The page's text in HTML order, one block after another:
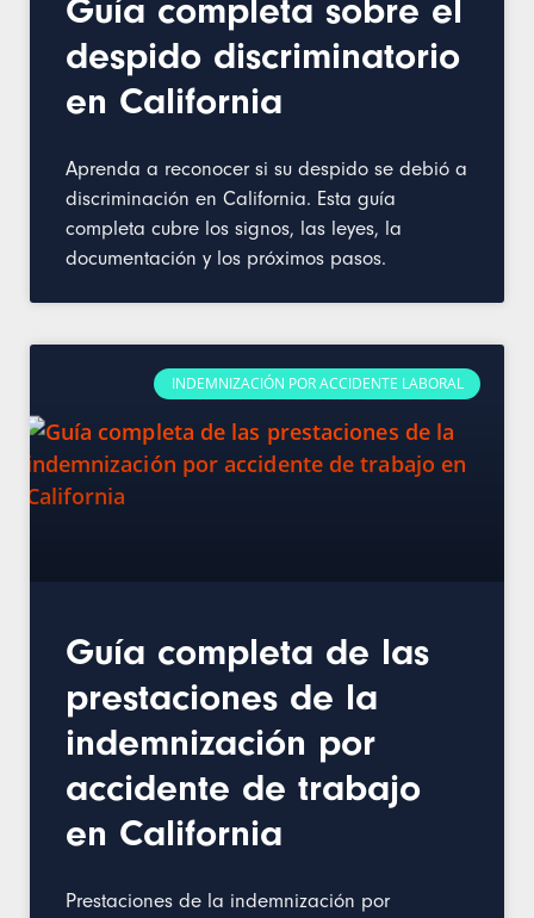
Guía completa sobre el
despido discriminatorio
en California
Aprenda a reconocer si su despido se debió a
discriminación en California. Esta guía
completa cubre los signos, las leyes, la
documentación y los próximos pasos.
INDEMNIZACIÓN POR ACCIDENTE LABORAL
Guía completa de las
prestaciones de la
indemnización por
accidente de trabajo
en California
Prestaciones de la indemnización por